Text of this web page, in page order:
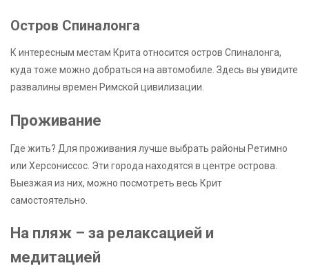
Остров Спиналонга
К интересным местам Крита относится остров Спиналонга,
куда тоже можно добраться на автомобиле. Здесь вы увидите
развалины времен Римской цивилизации.
Проживание
Где жить? Для проживания лучше выбрать районы Ретимно
или Херсониссос. Эти города находятся в центре острова.
Выезжая из них, можно посмотреть весь Крит
самостоятельно.
На пляж – за релаксацией и
медитацией